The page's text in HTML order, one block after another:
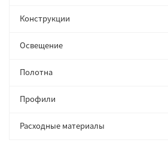
Конструкции
Освещение
Полотна
Профили
Расходные материалы